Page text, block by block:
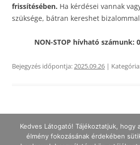
frissítésében. Ha kérdései vannak
szüksége, bátran kereshet
NON-STOP hívható számunk:
Bejegyzés időpontja:2025.09.26 |
Bejegyzés
navigáció
Korábbi bejegyzés
Kedves Látogató! Tájékoztatjuk, hogy
élmény fokozásának érdekében